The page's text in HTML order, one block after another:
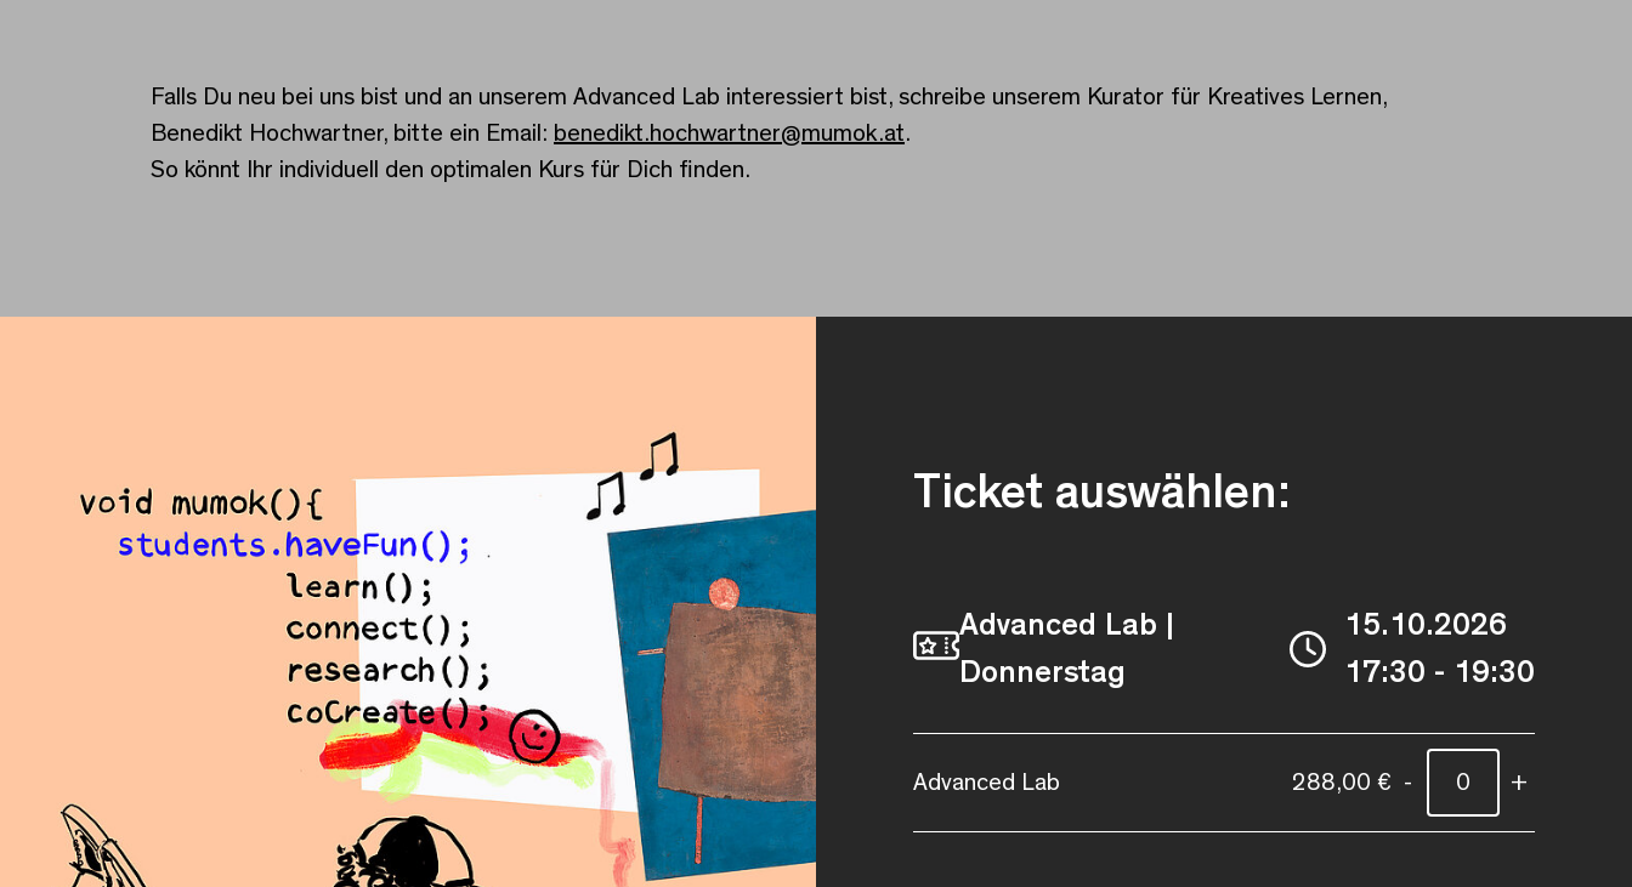
Falls Du neu bei uns bist und an unserem Advanced Lab interessiert bist, schreibe unserem Kurator für Kreatives Lernen,
Benedikt Hochwartner, bitte ein Email: benedikt.hochwartner@mumok.at.
So könnt Ihr individuell den optimalen Kurs für Dich finden.
Ticket auswählen:
Advanced Lab |
Donnerstag
15.10.2026
17:30 - 19:30
Advanced Lab 288,00 € - +